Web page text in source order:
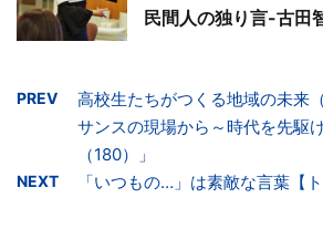
民間人の独り言-古田
PREV
高校生たちがつくる地域の未来
サンスの現場から～時代を先駆
（180）」
NEXT 「いつもの…」は素敵な言葉【